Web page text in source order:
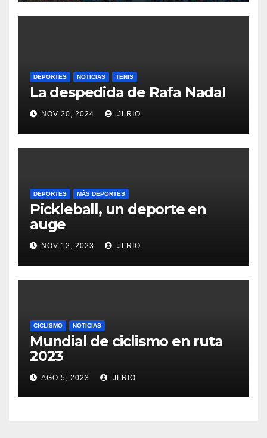
DEPORTES NOTICIAS TENIS
La despedida de Rafa Nadal
NOV 20, 2024 JLRIO
DEPORTES MÁS DEPORTES
Pickleball, un deporte en
auge
NOV 12, 2023 JLRIO
CICLISMO NOTICIAS
Mundial de ciclismo en ruta
2023
AGO 5, 2023 JLRIO